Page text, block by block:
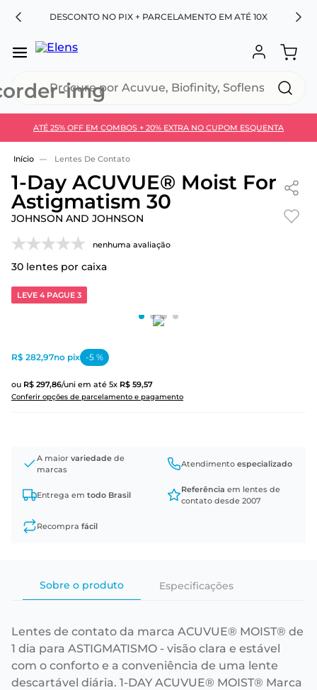
DESCONTO NO PIX + PARCELAMENTO EM ATÉ 10X
ATÉ 25% OFF EM COMBOS + 20% EXTRA NO CUPOM ESQUENTA
Use 30HOJE e ganhe 30% OFF + economia extra no
Lentes De Contato
1-Day ACUVUE® Moist For
Astigmatism 30
JOHNSON AND JOHNSON
nenhuma avaliação
30 lentes por caixa
LEVE 4 PAGUE 3
ou R$ 297,86/uni em até 5x R$ 59,57
Conferir opções de parcelamento e pagamento
R$ 282,97no pix -5 %
A maior variedade de
marcas
Atendimento especializado
Entrega em todo Brasil
Referência em lentes de
contato desde 2007
Recompra fácil
Sobre o produto Especificações
Lentes de contato da marca ACUVUE® MOIST® de
1 dia para ASTIGMATISMO - visão clara e estável
com o conforto e a conveniência de uma lente
descartável diária. 1-DAY ACUVUE® MOIST® Marca